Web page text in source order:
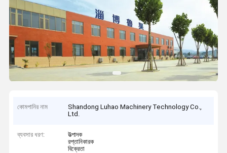
কোমপানির নাম
Shandong Luhao Machinery Technology Co.,
Ltd.
ব্যবসার ধরণ:
উত্পাদক
রপ্তানিকারক
বিক্রেতা